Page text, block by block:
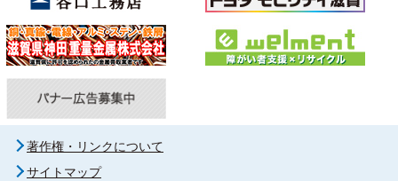
著作権・リンクについて
サイトマップ